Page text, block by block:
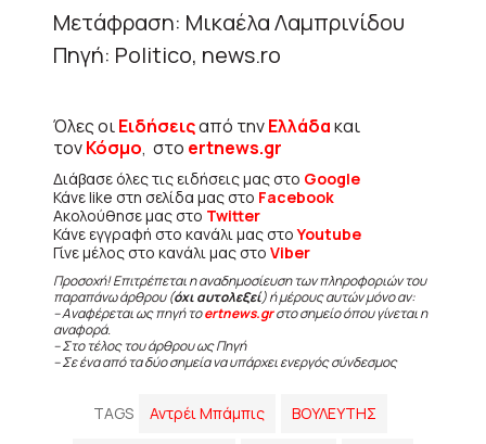
Μετάφραση: Μικαέλα Λαμπρινίδου
Πηγή: Politico, news.ro
Όλες οιΕιδήσειςαπό τηνΕλλάδακαι
τονΚόσμο, στο ertnews.gr
Διάβασε όλες τις ειδήσεις μας στο Google
Κάνε like στη σελίδα μας στο Facebook
Ακολούθησε μας στο Twitter
Κάνε εγγραφή στο κανάλι μας στοYoutube
Γίνε μέλος στο κανάλι μας στο Viber
Προσοχή! Επιτρέπεται η αναδημοσίευση των πληροφοριών του
παραπάνω άρθρου (όχι αυτολεξεί) ή μέρους αυτών μόνο αν:
– Αναφέρεται ως πηγή τοertnews.grστο σημείο όπου γίνεται η
αναφορά.
– Στο τέλος του άρθρου ως Πηγή
– Σε ένα από τα δύο σημεία να υπάρχει ενεργός σύνδεσμος
TAGS Αντρέι Μπάμπις ΒΟΥΛΕΥΤΗΣ